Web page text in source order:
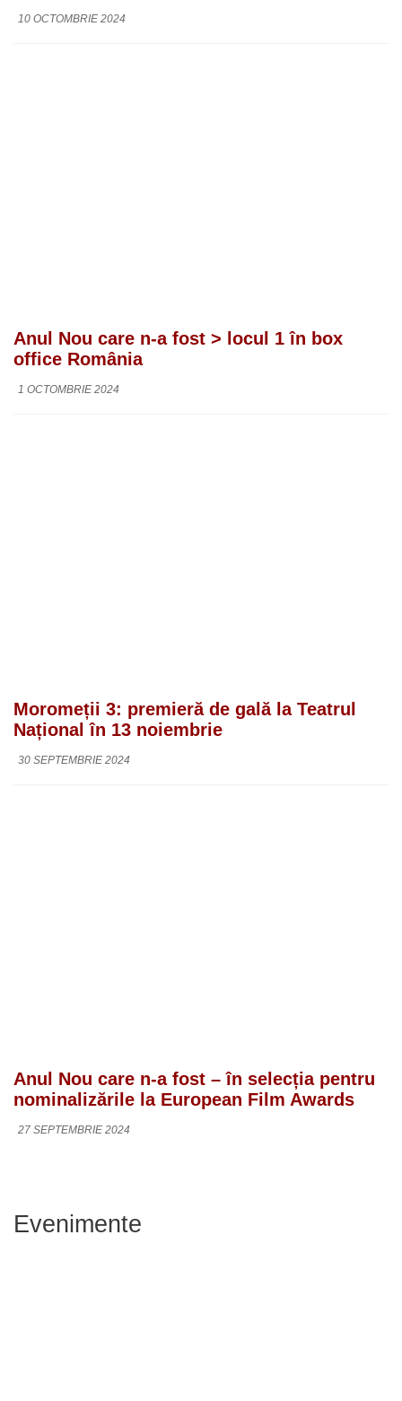
10 OCTOMBRIE 2024
Anul Nou care n-a fost > locul 1 în box
office România
1 OCTOMBRIE 2024
Moromeții 3: premieră de gală la Teatrul
Național în 13 noiembrie
30 SEPTEMBRIE 2024
Anul Nou care n-a fost – în selecția pentru
nominalizările la European Film Awards
27 SEPTEMBRIE 2024
Evenimente